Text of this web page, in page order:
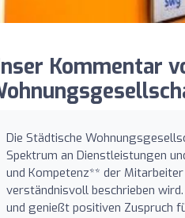
Kommentar
Die Städtische
Spektrum an Dienstleistungen
und Kompetenz** der
verständnisvoll beschrieben
und genießt positiven Zuspruch